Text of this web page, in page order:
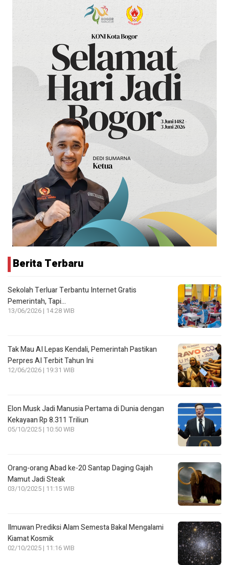
Berita Terbaru
Sekolah Terluar Terbantu Internet Gratis
Pemerintah, Tapi…
13/06/2026 | 14:28 WIB
Tak Mau AI Lepas Kendali, Pemerintah Pastikan
Perpres AI Terbit Tahun Ini
12/06/2026 | 19:31 WIB
Elon Musk Jadi Manusia Pertama di Dunia dengan
Kekayaan Rp 8.311 Triliun
05/10/2025 | 10:50 WIB
Orang-orang Abad ke-20 Santap Daging Gajah
Mamut Jadi Steak
03/10/2025 | 11:15 WIB
Ilmuwan Prediksi Alam Semesta Bakal Mengalami
Kiamat Kosmik
02/10/2025 | 11:16 WIB